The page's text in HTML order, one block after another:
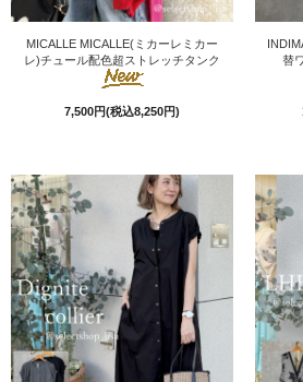
MICALLE MICALLE(ミカーレミカー
レ)チュール配色超ストレッチタンク
7,500円(税込8,250円)
替